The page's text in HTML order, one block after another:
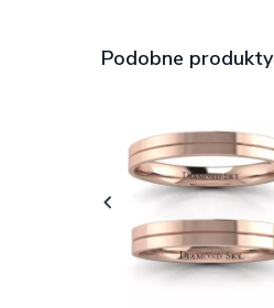
Podobne produkty